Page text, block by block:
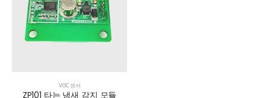
VOC 센서
ZP101 타는 냄새 감지 모듈